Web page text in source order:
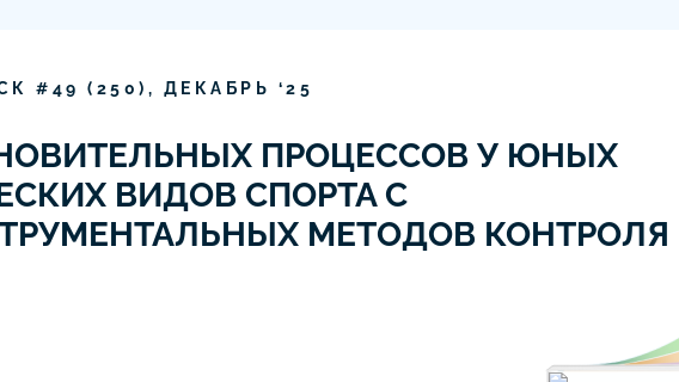
# 49 ( 250 ), ДЕКАБРЬ ‘25
ПРОЦЕССОВ У ЮНЫХ
ВИДОВ СПОРТА С
МЕТОДОВ КОНТРОЛЯ